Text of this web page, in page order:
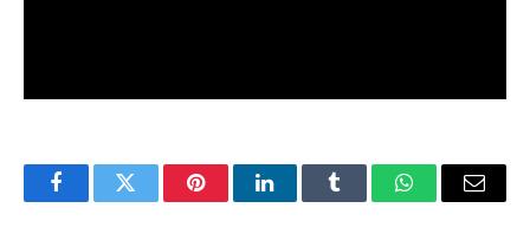
FacebookTwitter PinterestLinkedInTumblr WhatsAppEmail